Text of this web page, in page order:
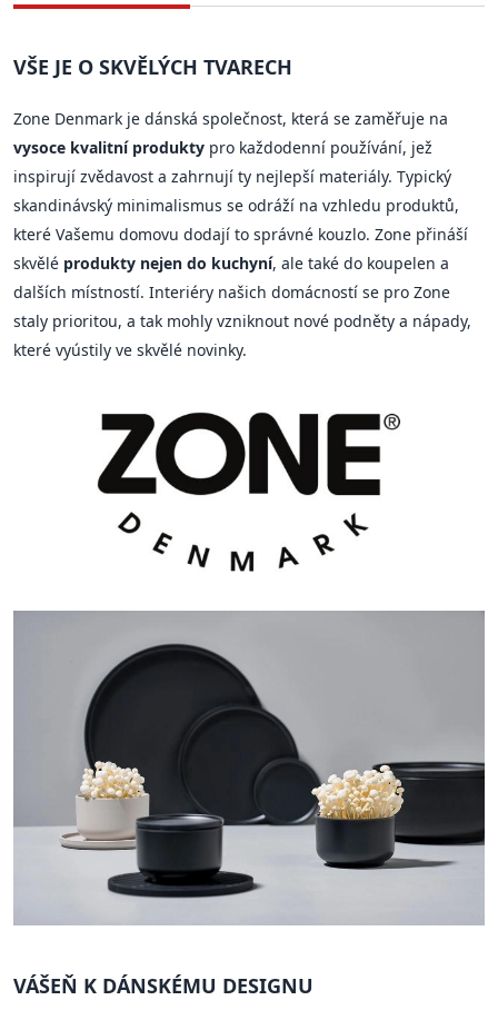
VŠE JE O SKVĚLÝCH TVARECH
Zone Denmark je dánská společnost, která se zaměřuje na
vysoce kvalitní produkty pro každodenní používání, jež
inspirují zvědavost a zahrnují ty nejlepší materiály. Typický
skandinávský minimalismus se odráží na vzhledu produktů,
které Vašemu domovu dodají to správné kouzlo. Zone přináší
skvělé produkty nejen do kuchyní, ale také do koupelen a
dalších místností. Interiéry našich domácností se pro Zone
staly prioritou, a tak mohly vzniknout nové podněty a nápady,
které vyústily ve skvělé novinky.
VÁŠEŇ K DÁNSKÉMU DESIGNU